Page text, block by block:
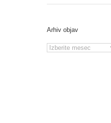
Arhiv objav
Arhiv